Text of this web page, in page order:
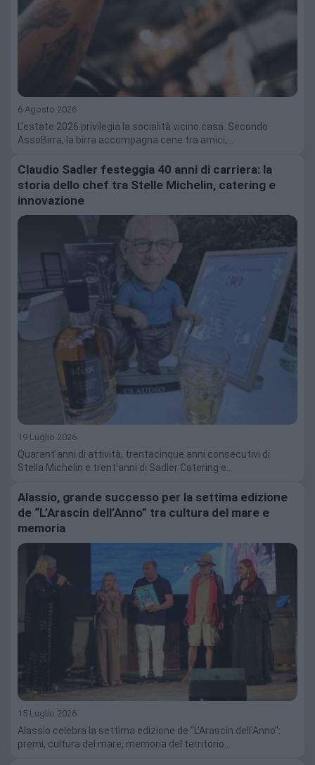
6 Agosto 2026
L'estate 2026 privilegia la socialità vicino casa. Secondo
AssoBirra, la birra accompagna cene tra amici,…
Claudio Sadler festeggia 40 anni di carriera: la
storia dello chef tra Stelle Michelin, catering e
innovazione
19 Luglio 2026
Quarant'anni di attività, trentacinque anni consecutivi di
Stella Michelin e trent'anni di Sadler Catering e…
Alassio, grande successo per la settima edizione
de “L’Arascin dell’Anno” tra cultura del mare e
memoria
15 Luglio 2026
Alassio celebra la settima edizione de "L'Arascin dell'Anno":
premi, cultura del mare, memoria del territorio…